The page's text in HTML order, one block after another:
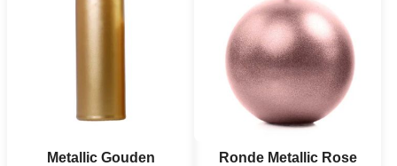
Metallic Gouden
Ronde Metallic Rose